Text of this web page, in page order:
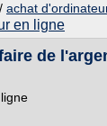
/ achat
en ligne
de